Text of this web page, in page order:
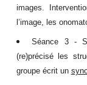
images.
l’image, les
Séance 3 -
(re)précisé les
groupe écrit un